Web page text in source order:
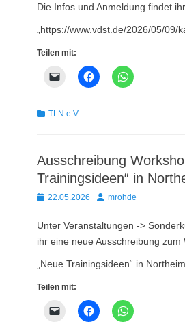
Die Infos und Anmeldung findet
„https://www.vdst.de/2026/05/09/
Teilen mit:
Kategorien
TLN e.V.
Ausschreibung
Trainingsideen“ in
Posted
22.05.2026 Autormrohde
Unter Veranstaltungen ->
ihr eine neue Ausschreibung zum
„Neue Trainingsideen“ in Northeim.
Teilen mit: